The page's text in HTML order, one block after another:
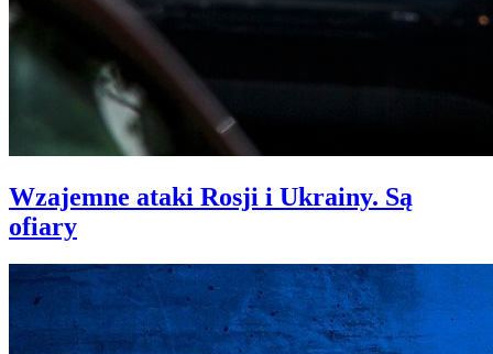
Wzajemne ataki Rosji i Ukrainy. Są
ofiary